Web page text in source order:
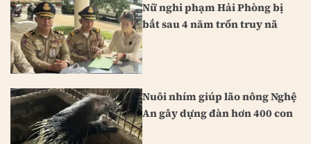
Nữ nghi phạm Hải Phòng bị
bắt sau 4 năm trốn truy nã
Nuôi nhím giúp lão nông Nghệ
An gây dựng đàn hơn 400 con